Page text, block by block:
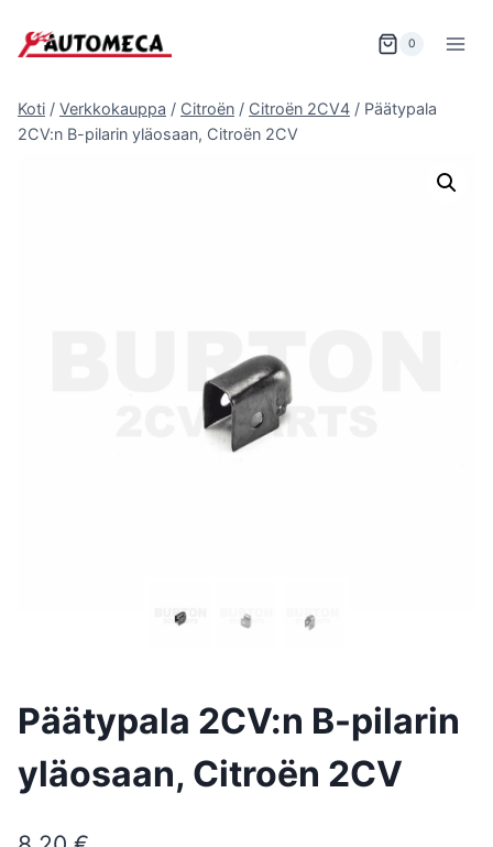
sisältöön
0
Koti / Verkkokauppa / Citroën / Citroën 2CV4 / Päätypala
2CV:n B-pilarin yläosaan, Citroën 2CV
Päätypala 2CV:n B-pilarin
yläosaan, Citroën 2CV